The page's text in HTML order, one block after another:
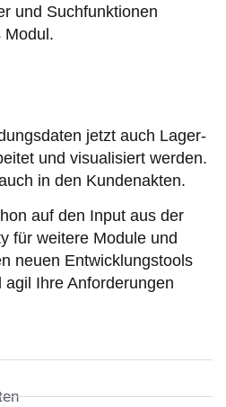
und Suchfunktionen
Modul.
jetzt auch Lager-
und visualisiert werden.
in den Kundenakten.
auf den Input aus der
für weitere Module und
neuen Entwicklungstools
Ihre Anforderungen